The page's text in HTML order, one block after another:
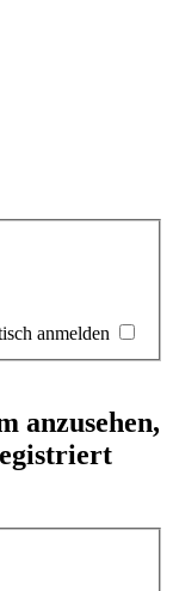
anmelden
anzusehen,